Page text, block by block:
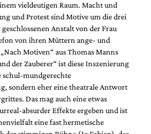
vieldeutigen Raum. Macht und
und Protest sind Motive um die drei
Anstalt von der Frau
von ihren Müttern ange- und
Motiven“ aus Thomas Manns
der Zauberer“ ist diese Inszenierung
schul-mundgerechte
sondern eher eine theatrale Antwort
Das mag auch eine etwas
absurder Effekte ergeben und ist
eine fast hermetische